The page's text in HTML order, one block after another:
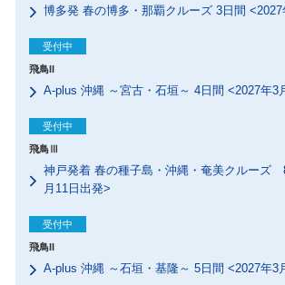
博多発 春の博多・那覇クルーズ 3日間
飛鳥II
受付中
A-plus 沖縄 ～宮古・石垣～ 4日間 <2027年3
飛鳥Ⅲ
受付中
神戸発着 春の種子島・沖縄・奄美クルーズ
月11日出発>
飛鳥II
受付中
A-plus 沖縄 ～石垣・基隆～ 5日間 <2027年3